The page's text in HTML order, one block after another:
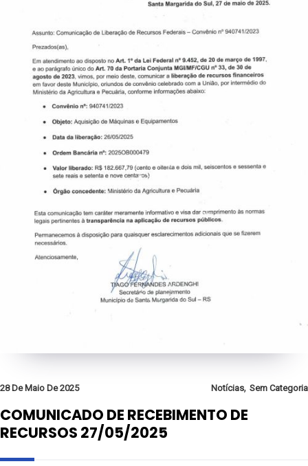
28 De Maio De 2025 Notícias, Sem Categoria
COMUNICADO DE RECEBIMENTO DE
RECURSOS 27/05/2025